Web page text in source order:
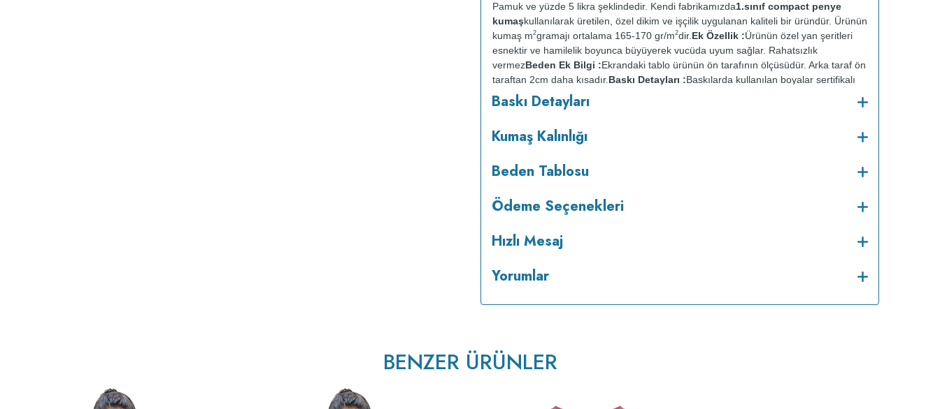
Pamuk ve yüzde 5 likra şeklindedir. Kendi fabrikamızda1.sınıf compact penye
kumaşkullanılarak üretilen, özel dikim ve işçilik uygulanan kaliteli bir üründür. Ürünün
kumaş m2gramajı ortalama 165-170 gr/m2dir. Ek Özellik :Ürünün özel yan şeritleri
esnektir ve hamilelik boyunca büyüyerek vucüda uyum sağlar. Rahatsızlık
vermezBeden Ek Bilgi :Ekrandaki tablo ürünün ön tarafının ölçüsüdür. Arka taraf ön
taraftan 2cm daha kısadır. Baskı Detayları :Baskılarda kullanılan boyalar sertifikalı
ve güvenlidir; insan sağlığına zarar vermez.
tersten yıkanır. Kuru temizleme yapılmaz.
Baskı Detayları
Kumaş Kalınlığı
Beden Tablosu
Ödeme Seçenekleri
Hızlı Mesaj
Yorumlar
BENZER ÜRÜNLER